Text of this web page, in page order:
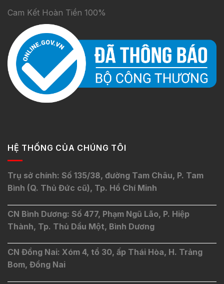
Cam Kết Hoàn Tiền 100%
HỆ THỐNG CỦA CHÚNG TÔI
Trụ sở chính: Số 135/38, đường Tam Châu, P. Tam
Bình (Q. Thủ Đức cũ), Tp. Hồ Chí Minh
CN Bình Dương: Số 477, Phạm Ngũ Lão, P. Hiệp
Thành, Tp. Thủ Dầu Một, Bình Dương
CN Đồng Nai: Xóm 4, tổ 30, ấp Thái Hòa, H. Trảng
Bom, Đồng Nai